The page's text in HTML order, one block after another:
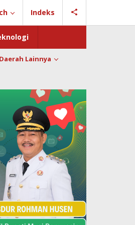
Indeks
Daerah Lainnya